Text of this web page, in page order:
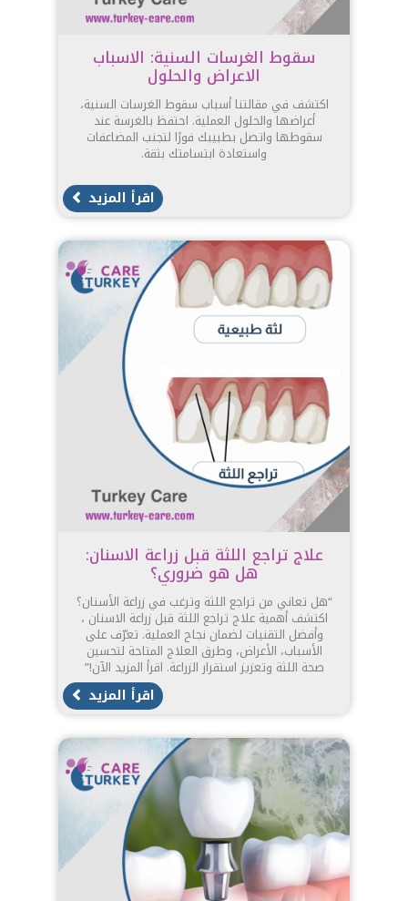
سقوط الغرسات السنية: الاسباب
الاعراض والحلول
اكتشف في مقالتنا أسباب سقوط الغرسات السنية،
أعراضها والحلول العملية. احتفظ بالغرسة عند
سقوطها واتصل بطبيبك فورًا لتجنب المضاعفات
واستعادة ابتسامتك بثقة.
اقرأ المزيد
علاج تراجع اللثة قبل زراعة الاسنان:
هل هو ضروري؟
“هل تعاني من تراجع اللثة وترغب في زراعة الأسنان؟
اكتشف أهمية علاج تراجع اللثة قبل زراعة الاسنان ،
وأفضل التقنيات لضمان نجاح العملية. تعرّف على
الأسباب، الأعراض، وطرق العلاج المتاحة لتحسين
صحة اللثة وتعزيز استقرار الزراعة. اقرأ المزيد الآن!”
اقرأ المزيد